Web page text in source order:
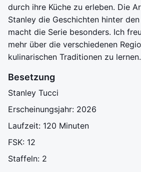
durch ihre Küche zu erleben. Die
Stanley die Geschichten hinter
macht die Serie besonders. Ich
mehr über die verschiedenen
kulinarischen Traditionen zu lernen.
Besetzung
Stanley Tucci
Erscheinungsjahr: 2026
Laufzeit: 120 Minuten
FSK: 12
Staffeln: 2